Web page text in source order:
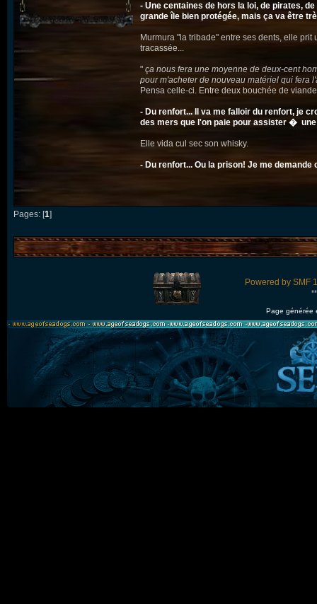
- Une centaines de hors la loi, de pirates,
grande île bien protégée, mais ça va être
Murmura "la tribade" entre ses dents, elle
tracassée...
" ça nous fera une moyenne de deux-cent
pour m'acheter de nouveau matériel qui fera
Pensa celle-ci. Entre deux bouchée de
- Du renfort... Il va me falloir du renfort, je
des mers que l'on paie pour assister �
Elle vida cul sec son whisky.
- Du renfort... Ou la prison! Je me
Pages: [1]
Powered by SMF
Page générée